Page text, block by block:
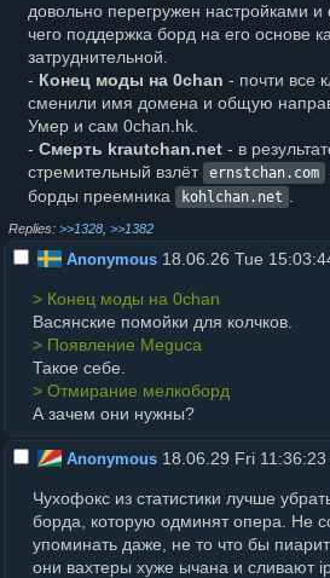
довольно перегружен настройками
чего поддержка борд на его основе
затруднительной.
- Конец моды на 0chan - почти все
сменили имя домена и общую
Умер и сам 0chan.hk.
- Смерть krautchan.net - в
стремительный взлёт ernstchan.com
борды преемника
kohlchan.net
>>1328 >>1382
Anonymous18.06.26 Tue
> Конец моды на 0chan
Васянские помойки для колчков.
> Появление Meguca
Такое себе.
> Отмирание мелкоборд
А зачем они нужны?
Anonymous18.06.29 Fri 11:36:23
Чухофокс из статистики лучше
борда, которую одминят опера. Не
упоминать даже, не то что бы
они вахтеры хуже ычана и сливают